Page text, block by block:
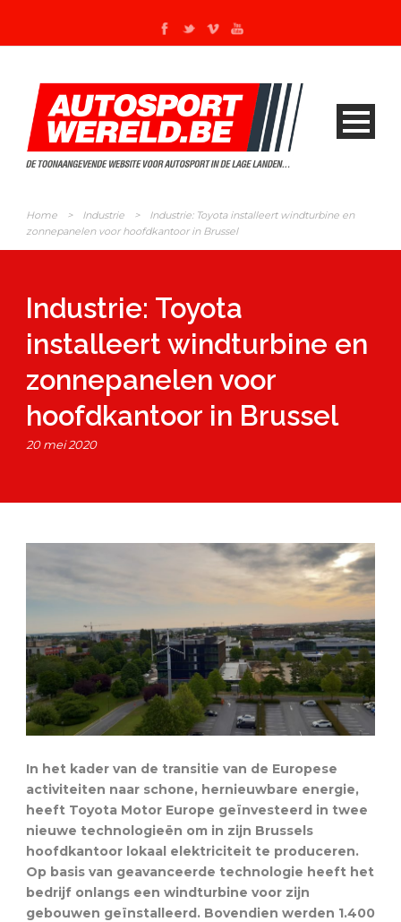
Home > Industrie >
Industrie: Toyota installeert windturbine en
zonnepanelen voor hoofdkantoor in Brussel
Industrie: Toyota
installeert windturbine en
zonnepanelen voor
hoofdkantoor in Brussel
20 mei 2020
In het kader van de transitie van de Europese
activiteiten naar schone, hernieuwbare energie,
heeft Toyota Motor Europe geïnvesteerd in twee
nieuwe technologieën om in zijn Brussels
hoofdkantoor lokaal elektriciteit te produceren.
Op basis van geavanceerde technologie heeft het
bedrijf onlangs een windturbine voor zijn
gebouwen geïnstalleerd. Bovendien werden 1.400